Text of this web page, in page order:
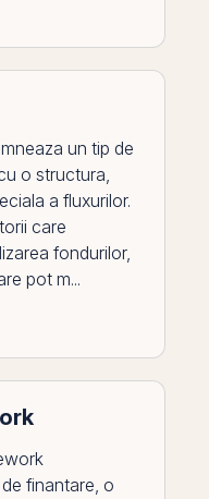
un tip de
o structura,
a fluxurilor.
care
fondurilor,
pot m...
finantare, o